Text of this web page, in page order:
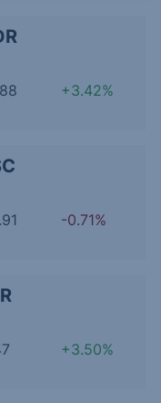
+3.42%
-0.71%
+3.50%